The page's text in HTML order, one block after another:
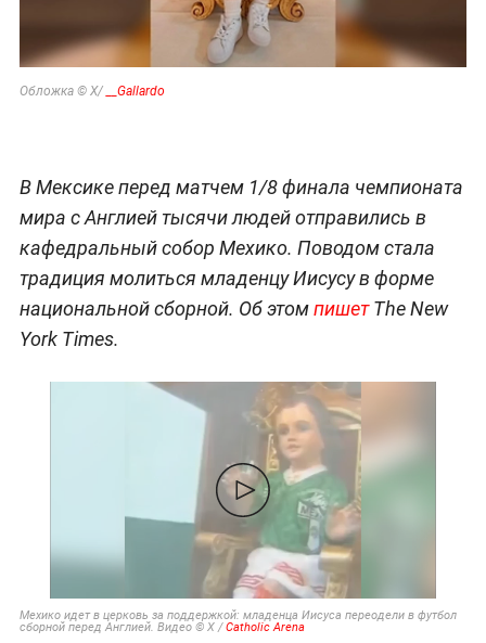
Обложка © X/ __Gallardo
В Мексике перед матчем 1/8 финала чемпионата
мира с Англией тысячи людей отправились в
кафедральный собор Мехико. Поводом стала
традиция молиться младенцу Иисусу в форме
национальной сборной. Об этомпишетThe New
York Times.
Мехико идет в церковь за поддержкой: младенца Иисуса переодели в футбол
сборной перед Англией. Видео © Х /Catholic Arena